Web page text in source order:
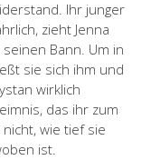
Ihr junger
zieht Jenna
Bann. Um in
sie sich ihm und
wirklich
das ihr zum
wie tief sie
ist.